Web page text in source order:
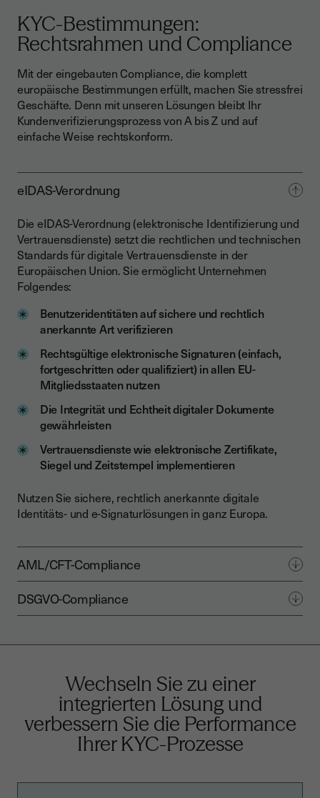
KYC-Bestimmungen:
Rechtsrahmen und Compliance
Mit der eingebauten Compliance, die komplett
europäische Bestimmungen erfüllt, machen Sie stressfrei
Geschäfte. Denn mit unseren Lösungen bleibt Ihr
Kundenverifizierungsprozess von A bis Z und auf
einfache Weise rechtskonform.
eIDAS-Verordnung
Die eIDAS-Verordnung (elektronische Identifizierung und
Vertrauensdienste) setzt die rechtlichen und technischen
Standards für digitale Vertrauensdienste in der
Europäischen Union. Sie ermöglicht Unternehmen
Folgendes:
Benutzeridentitäten auf sichere und rechtlich
anerkannte Art verifizieren
Rechtsgültige elektronische Signaturen (einfach,
fortgeschritten oder qualifiziert) in allen EU-
Mitgliedsstaaten nutzen
Die Integrität und Echtheit digitaler Dokumente
gewährleisten
Vertrauensdienste wie elektronische Zertifikate,
Siegel und Zeitstempel implementieren
Nutzen Sie sichere, rechtlich anerkannte digitale
Identitäts- und e-Signaturlösungen in ganz Europa.
AML/CFT-Compliance
DSGVO-Compliance
Wechseln Sie zu einer
integrierten Lösung und
verbessern Sie die Performance
Ihrer KYC-Prozesse